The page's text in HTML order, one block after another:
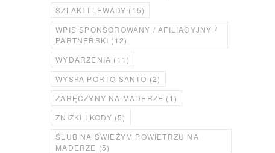
SZLAKI I LEWADY (15)
WPIS SPONSOROWANY / AFILIACYJNY /
PARTNERSKI (12)
WYDARZENIA (11)
WYSPA PORTO SANTO (2)
ZARĘCZYNY NA MADERZE (1)
ZNIŻKI I KODY (5)
ŚLUB NA ŚWIEŻYM POWIETRZU NA
MADERZE (5)